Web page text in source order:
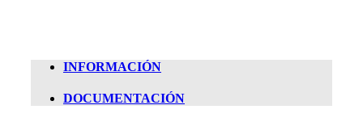
INFORMACIÓN
DOCUMENTACIÓN